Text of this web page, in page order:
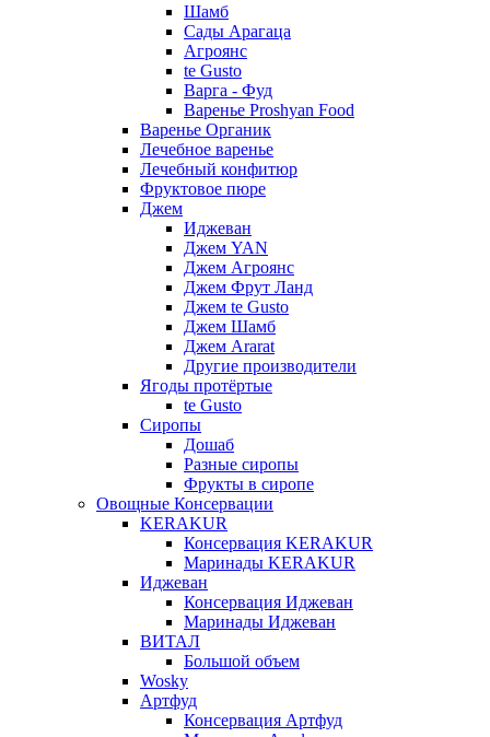
Шамб
Сады Арагаца
Агроянс
te Gusto
Варга - Фуд
Варенье Proshyan Food
Варенье Органик
Лечебное варенье
Лечебный конфитюр
Фруктовое пюре
Джем
Иджеван
Джем YAN
Джем Агроянс
Джем Фрут Ланд
Джем te Gusto
Джем Шамб
Джем Ararat
Другие производители
Ягоды протёртые
te Gusto
Сиропы
Дошаб
Разные сиропы
Фрукты в сиропе
Овощные Консервации
KERAKUR
Консервация KERAKUR
Маринады KERAKUR
Иджеван
Консервация Иджеван
Маринады Иджеван
ВИТАЛ
Большой объем
Wosky
Артфуд
Консервация Артфуд